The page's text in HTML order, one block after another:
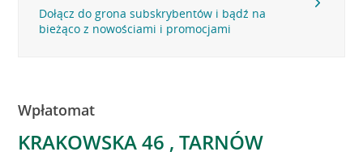
Dołącz do grona subskrybentów i bądź na
bieżąco z nowościami i promocjami
Wpłatomat
KRAKOWSKA 46 , TARNÓW